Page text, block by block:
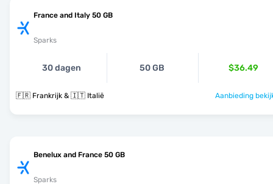
France and Italy 50 GB
Sparks
30 dagen 50 GB $36.49
🇫🇷 Frankrijk & 🇮🇹 Italië Aanbieding
Benelux and France 50 GB
Sparks